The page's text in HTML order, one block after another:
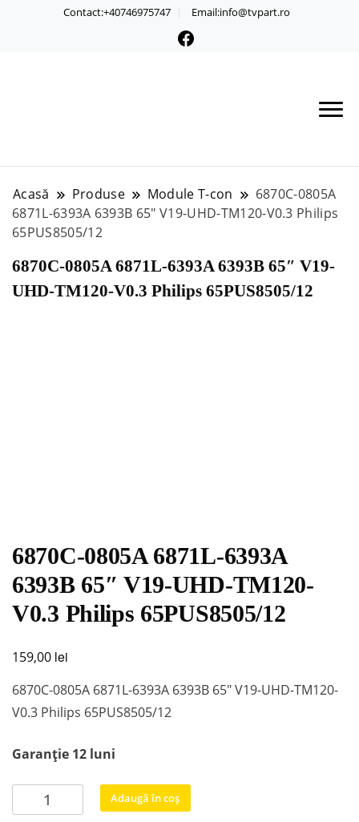
Contact:+40746975747 Email:info@tvpart.ro
Acasă Produse Module T-con
6870C-0805A
6871L-6393A 6393B 65″ V19-UHD-TM120-V0.3 Philips
65PUS8505/12
6870C-0805A 6871L-6393A 6393B 65″ V19-
UHD-TM120-V0.3 Philips 65PUS8505/12
6870C-0805A 6871L-6393A
6393B 65″ V19-UHD-TM120-
V0.3 Philips 65PUS8505/12
159,00 lei
6870C-0805A 6871L-6393A 6393B 65″ V19-UHD-TM120-
V0.3 Philips 65PUS8505/12
Garanție 12 luni
Cantitate
6870C-
Adaugă în coș